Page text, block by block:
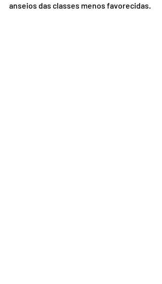
anseios das classes menos favorecidas.